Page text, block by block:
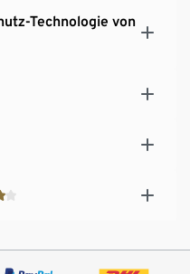
Technologie von